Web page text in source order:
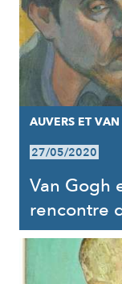
AUVERS ET
27/05/2020
Van Gogh
rencontre